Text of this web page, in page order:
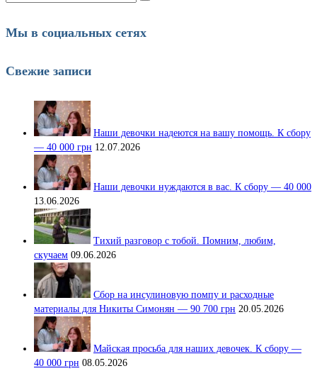
Мы в социальных сетях
Свежие записи
Наши девочки надеются на вашу помощь. К сбору
— 40 000 грн 12.07.2026
Наши девочки нуждаются в вас. К сбору — 40 000
13.06.2026
Тихий разговор с тобой. Помним, любим,
скучаем 09.06.2026
Сбор на инсулиновую помпу и расходные
материалы для Никиты Симонян — 90 700 грн 20.05.2026
Майская просьба для наших девочек. К сбору —
40 000 грн 08.05.2026